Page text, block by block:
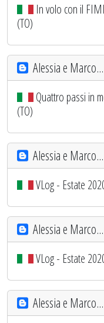
In volo con il
(TO)
Alessia e Marco...
Quattro passi in
(TO)
Alessia e Marco...
VLog - Estate
Alessia e Marco...
VLog - Estate
Alessia e Marco...